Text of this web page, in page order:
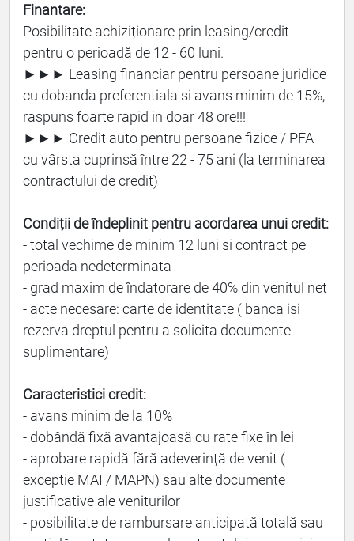
Finantare:
Posibilitate achiziționare prin leasing/credit
pentru o perioadă de 12 - 60 luni.
►►► Leasing financiar pentru persoane juridice
cu dobanda preferentiala si avans minim de 15%,
raspuns foarte rapid in doar 48 ore!!!
►►► Credit auto pentru persoane fizice / PFA
cu vârsta cuprinsă între 22 - 75 ani (la terminarea
contractului de credit)
Condiții de îndeplinit pentru acordarea unui credit:
- total vechime de minim 12 luni si contract pe
perioada nedeterminata
- grad maxim de îndatorare de 40% din venitul net
- acte necesare: carte de identitate ( banca isi
rezerva dreptul pentru a solicita documente
suplimentare)
Caracteristici credit:
- avans minim de la 10%
- dobândă fixă avantajoasă cu rate fixe în lei
- aprobare rapidă fără adeverință de venit (
exceptie MAI / MAPN) sau alte documente
justificative ale veniturilor
- posibilitate de rambursare anticipată totală sau